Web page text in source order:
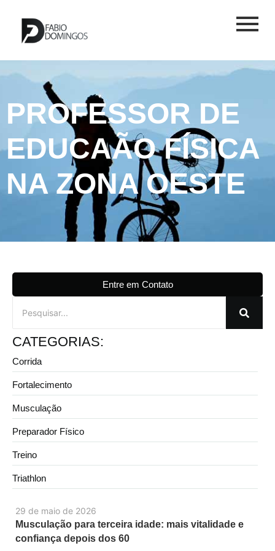
PROFESSOR DE
EDUCAÃO FÍSICA
NA ZONA OESTE
29 de maio de 2026
Musculação para terceira idade: mais vitalidade e
confiança depois dos 60
Entre em Contato
CATEGORIAS:
Corrida
Fortalecimento
Musculação
Preparador Físico
Treino
Triathlon